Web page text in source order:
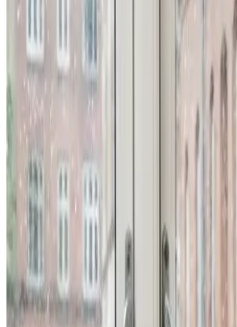
Uforpligtende rådgivning